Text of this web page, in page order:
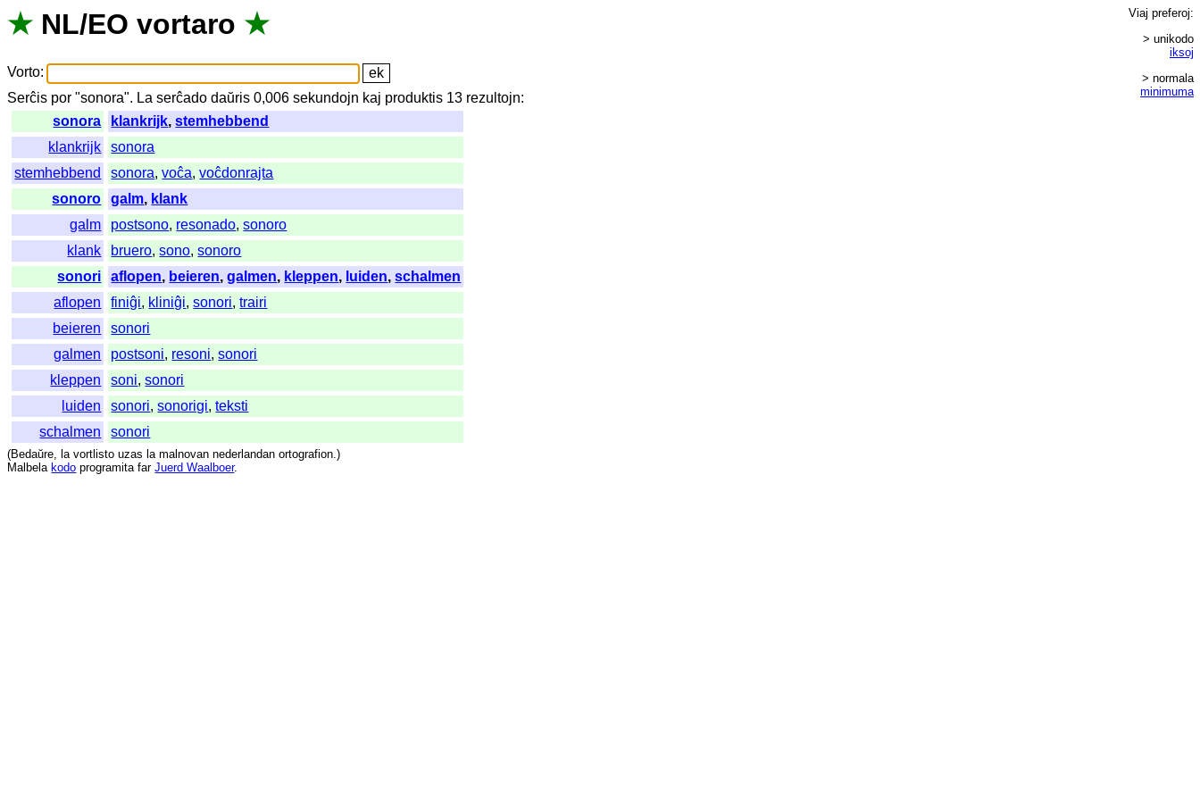
★ NL/EO vortaro ★
Vorto:
Serĉis por "sonora". La serĉado daŭris 0,006sekundojn kaj produktis 13 rezultojn:
sonora
klankrijk,stemhebbend
klankrijk
sonora
stemhebbend
sonora,voĉa,voĉdonrajta
sonoro
galm, klank
galm
postsono, resonado,sonoro
klank
bruero,sono,sonoro
sonori
aflopen, beieren,galmen, kleppen, luiden,schalmen
aflopen
finiĝi, kliniĝi,sonori,trairi
beieren
sonori
galmen
postsoni, resoni,sonori
kleppen
soni,sonori
luiden
sonori,sonorigi,teksti
schalmen
sonori
Viaj preferoj:
> unikodo
iksoj
> normala
minimuma
(Bedaŭre, la vortlisto uzas la malnovan nederlandan ortografion.)
Malbela kodo programita far Juerd Waalboer.